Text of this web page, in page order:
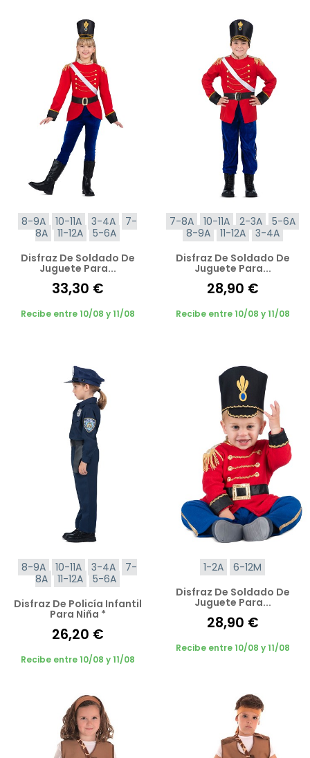
8-9A 10-11A 3-4A
7-
8A
11-12A
5-6A
Disfraz De Soldado De
Juguete Para...
33,30 €
Recibe entre 10/08 y 11/08
7-8A 10-11A 2-3A
5-6A
8-9A
11-12A
3-4A
Disfraz De Soldado De
Juguete Para...
28,90 €
Recibe entre 10/08 y 11/08
8-9A 10-11A 3-4A
7-
8A
11-12A
5-6A
Disfraz De Policía Infantil
Para Niña *
26,20 €
Recibe entre 10/08 y 11/08
1-2A
6-12M
Disfraz De Soldado De
Juguete Para...
28,90 €
Recibe entre 10/08 y 11/08